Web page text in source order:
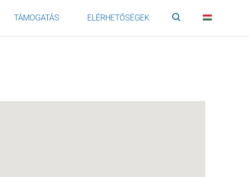
TÁMOGATÁS ELÉRHETŐSÉGEK Keresés